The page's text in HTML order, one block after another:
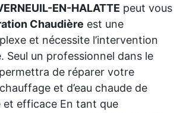
EN-HALATTE peut vous
Chaudière est une
et nécessite l’intervention
Seul un professionnel dans le
de réparer votre
et d’eau chaude de
et efficace En tant que